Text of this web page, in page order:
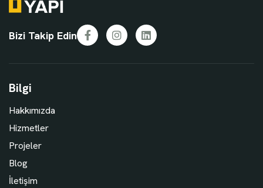
Bizi Takip Edin FacebookInstagramLinkedIn
Bilgi
Hakkımızda
Hizmetler
Projeler
Blog
İletişim